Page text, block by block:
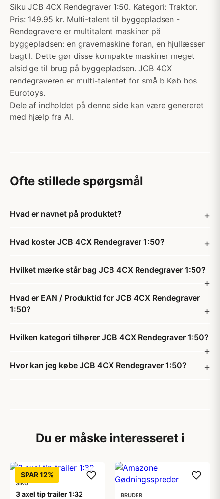
Siku JCB 4CX Rendegraver 1:50. Kategori: Traktor.
Pris: 149.95 kr. Multi-talent til byggepladsen -
Rendegravere er multitalent maskiner på
byggepladsen: en gravemaskine foran, en hjullæsser
bagtil. Dette gør disse kompakte maskiner meget
alsidige til brug på byggepladsen. JCB 4CX
rendegraveren er multi-talentet for små b Køb hos
Eurotoys.
Dele af indholdet på denne side kan være genereret
med hjælp fra AI.
Ofte stillede spørgsmål
Hvad er navnet på produktet?
Hvad koster JCB 4CX Rendegraver 1:50?
Hvilket mærke står bag JCB 4CX Rendegraver 1:50?
Hvad er EAN / Produktid for JCB 4CX Rendegraver
1:50?
Hvilken kategori tilhører JCB 4CX Rendegraver 1:50?
Hvor kan jeg købe JCB 4CX Rendegraver 1:50?
Du er måske interesseret i
SPAR 12%
SIKU
3 axel tip trailer 1:32 BRUDER